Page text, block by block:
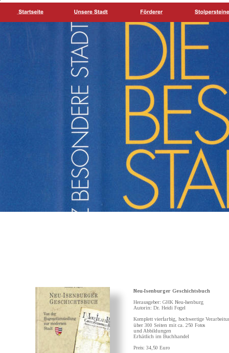
Neu-Isenburger Geschichtsbuch
Herausgeber: GHK Neu-Isenburg
Autorin: Dr. Heidi Fogel
Komplett vierfarbig, hochwertige
über 300 Seiten mit ca. 250 Fotos
und Abbildungen
Erhätlich im Buchhandel
Preis: 34,50 Euro